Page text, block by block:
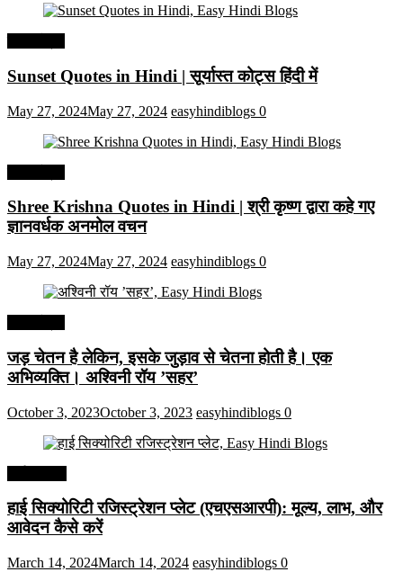
Sunset Quotes in Hindi | सूर्यास्त कोट्स हिंदी में
May 27, 2024May 27, 2024 easyhindiblogs 0
Shree Krishna Quotes in Hindi | श्री कृष्ण द्वारा कहे गए
ज्ञानवर्धक अनमोल वचन
May 27, 2024May 27, 2024 easyhindiblogs 0
जड़ चेतन है लेकिन, इसके जुड़ाव से चेतना होती है। एक
अभिव्यक्ति। अश्विनी रॉय ’सहर’
October 3, 2023October 3, 2023 easyhindiblogs 0
हाई सिक्योरिटी रजिस्ट्रेशन प्लेट (एचएसआरपी): मूल्य, लाभ, और
आवेदन कैसे करें
March 14, 2024March 14, 2024 easyhindiblogs 0